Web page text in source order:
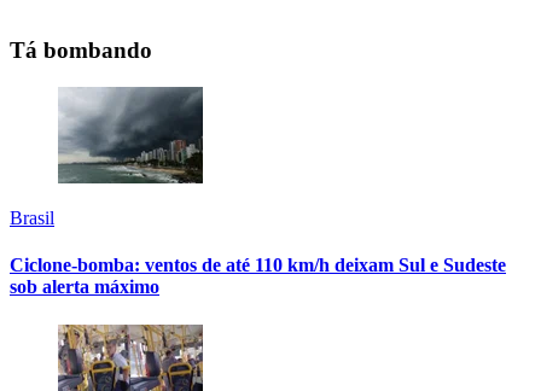
Tá bombando
Brasil
Ciclone-bomba: ventos de até 110 km/h deixam Sul e Sudeste
sob alerta máximo